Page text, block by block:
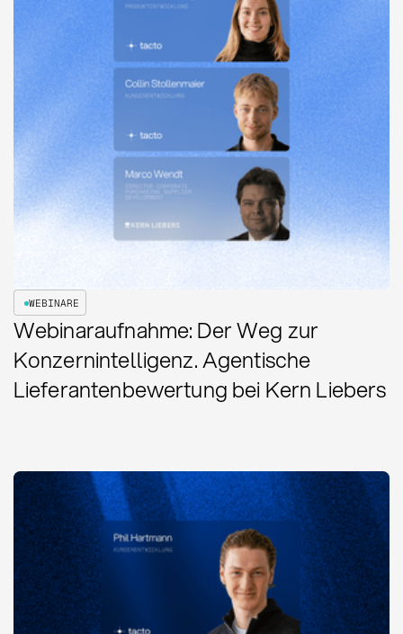
WEBINARE
Webinaraufnahme: Der Weg zur
Konzernintelligenz. Agentische
Lieferantenbewertung bei Kern Liebers